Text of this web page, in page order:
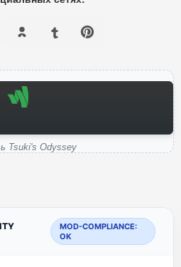
Tsuki's Odyssey
MOD-COMPLIANCE:
OK